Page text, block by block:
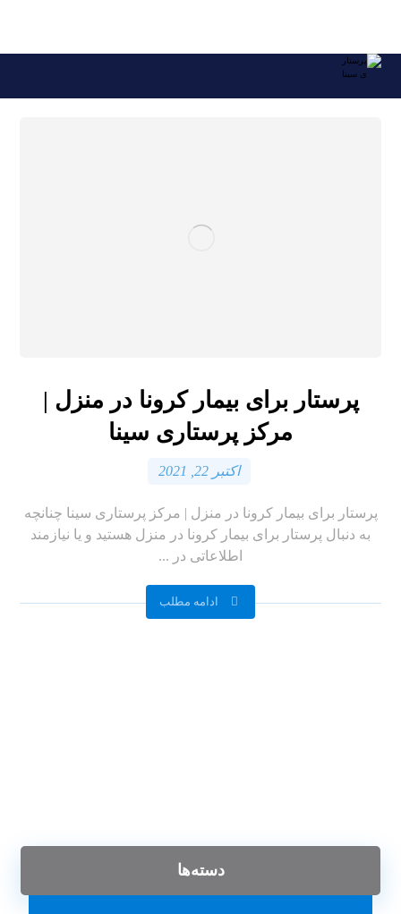
پرستار برای بیمار کرونا در منزل |
مرکز پرستاری سینا
اکتبر 22, 2021
پرستار برای بیمار کرونا در منزل | مرکز پرستاری سینا چنانچه
به دنبال پرستار برای بیمار کرونا در منزل هستید و یا نیازمند
اطلاعاتی در ...
ادامه مطلب
دسته‌ها